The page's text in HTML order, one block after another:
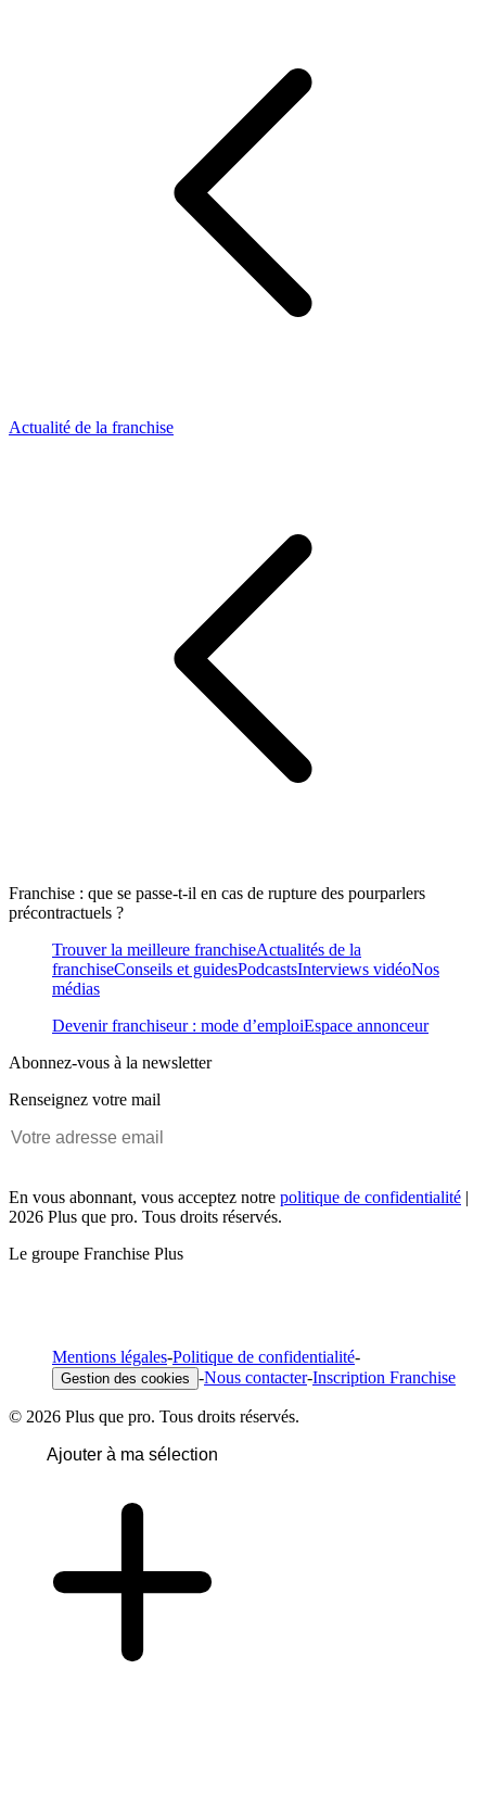
Actualité de la franchise
Franchise : que se passe-t-il en cas de rupture des pourparlers
précontractuels ?
Trouver la meilleure franchiseActualités de la
franchiseConseils et guidesPodcastsInterviews vidéoNos
médias
Devenir franchiseur : mode d’emploiEspace annonceur
Abonnez-vous à la newsletter
Renseignez votre mail
En vous abonnant, vous acceptez notre politique de confidentialité |
2026 Plus que pro. Tous droits réservés.
Le groupe Franchise Plus
Mentions légales-Politique de confidentialité-
Gestion des cookies -Nous contacter-Inscription Franchise
© 2026 Plus que pro. Tous droits réservés.
Ajouter à ma sélection